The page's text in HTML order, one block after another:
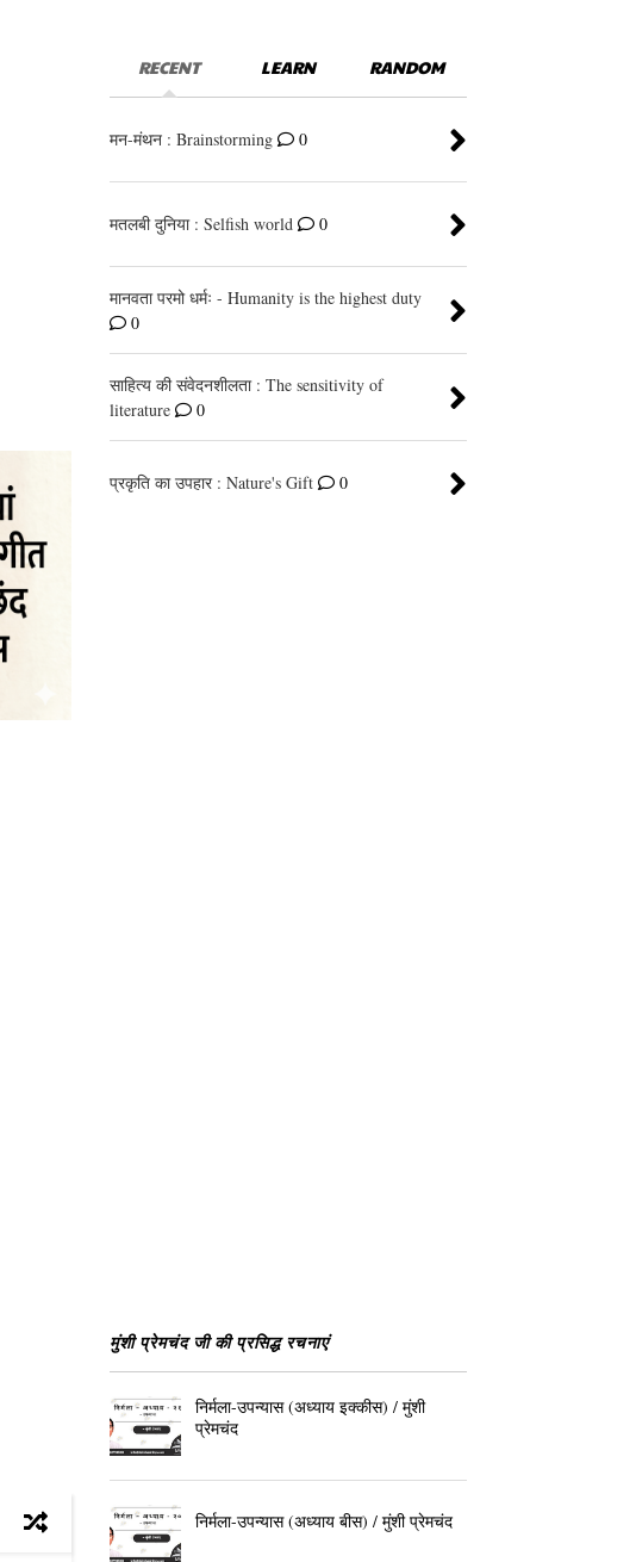
RECENT LEARN RANDOM
मन-मंथन : Brainstorming 0
मतलबी दुनिया : Selfish world 0
मानवता परमो धर्मः - Humanity is the highest duty
0
साहित्य की संवेदनशीलता : The sensitivity of
literature
0
प्रकृति का उपहार : Nature's Gift 0
मुंशी प्रेमचंद जी की प्रसिद्ध रचनाएं
निर्मला-उपन्यास (अध्याय इक्कीस) / मुंशी
प्रेमचंद
निर्मला-उपन्यास (अध्याय बीस) / मुंशी प्रेमचंद